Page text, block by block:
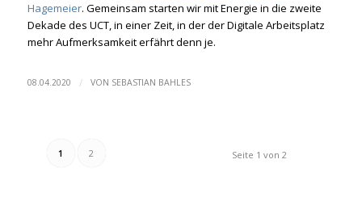
Hagemeier. Gemeinsam starten wir mit Energie in die zweite
Dekade des UCT, in einer Zeit, in der der Digitale Arbeitsplatz
mehr Aufmerksamkeit erfährt denn je.
08.04.2020 / VON SEBASTIAN BAHLES
Seite 1 von 2
1 2